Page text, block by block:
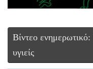
Βίντεο
υγιείς